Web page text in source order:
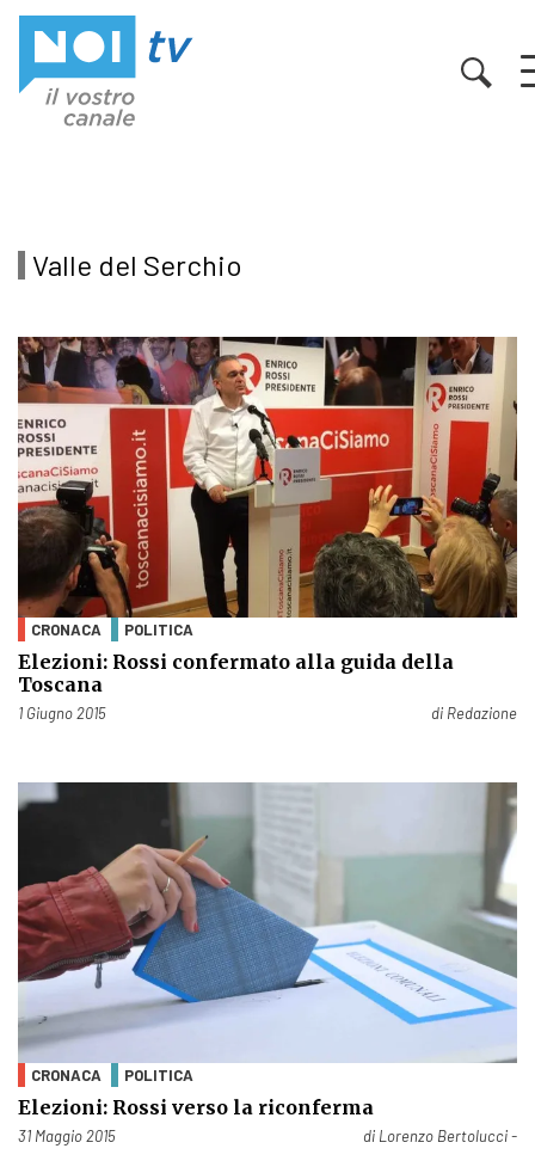
Valle del Serchio
CRONACA POLITICA
Elezioni: Rossi confermato alla guida della
Toscana
Pubblicato il
1 Giugno 2015 di Redazione
CRONACA POLITICA
Elezioni: Rossi verso la riconferma
Pubblicato il
31 Maggio 2015 di Lorenzo Bertolucci -